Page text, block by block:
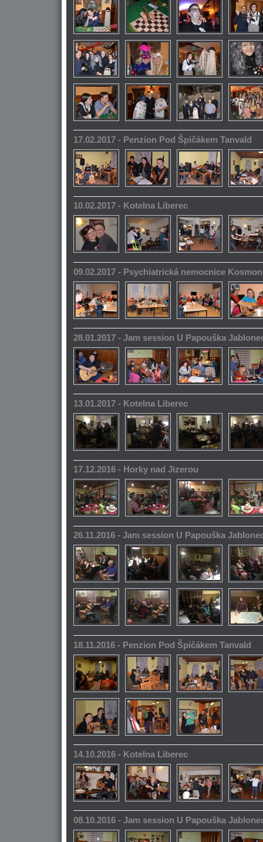
17.02.2017 - Penzion Pod Špičákem Tanvald
10.02.2017 - Kotelna Liberec
09.02.2017 - Psychiatrická nemocnice
28.01.2017 - Jam session U Papouška
13.01.2017 - Kotelna Liberec
17.12.2016 - Horky nad Jizerou
26.11.2016 - Jam session U Papouška
18.11.2016 - Penzion Pod Špičákem Tanvald
14.10.2016 - Kotelna Liberec
08.10.2016 - Jam session U Papouška